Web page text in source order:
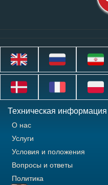
Техническая информация
О нас
Услуги
Условия и положения
Вопросы и ответы
Политика